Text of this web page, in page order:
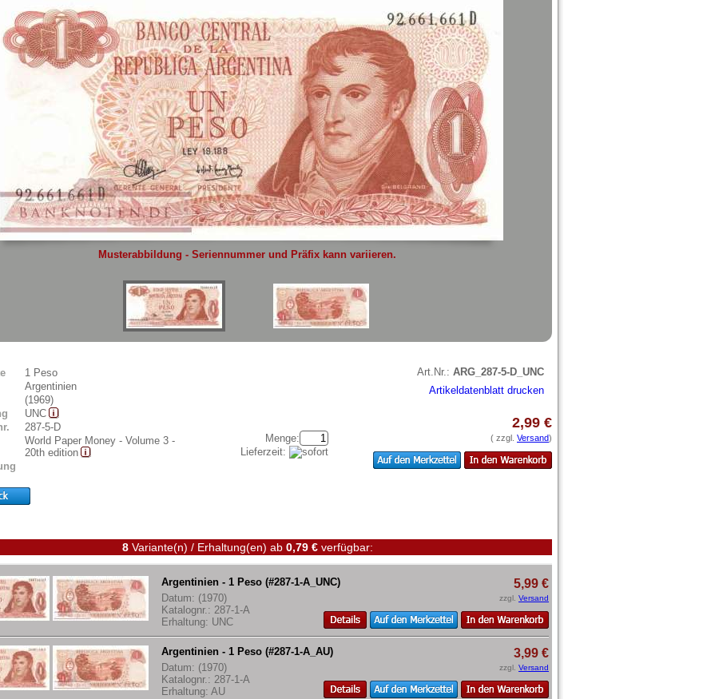
Musterabbildung - Seriennummer und Präfix kann variieren.
1 Peso
Argentinien
(1969)
UNC
287-5-D
World Paper Money - Volume 3 -
20th edition
Art.Nr.: ARG_287-5-D_UNC
Artikeldatenblatt drucken
Menge:
Lieferzeit:
2,99 €
( zzgl. Versand)
8Variante(n) / Erhaltung(en) ab 0,79 €verfügbar:
Argentinien - 1 Peso (#287-1-A_UNC)
Datum: (1970)
Katalognr.: 287-1-A
Erhaltung: UNC
5,99 €
zzgl. Versand
Argentinien - 1 Peso (#287-1-A_AU)
Datum: (1970)
Katalognr.: 287-1-A
Erhaltung: AU
3,99 €
zzgl. Versand